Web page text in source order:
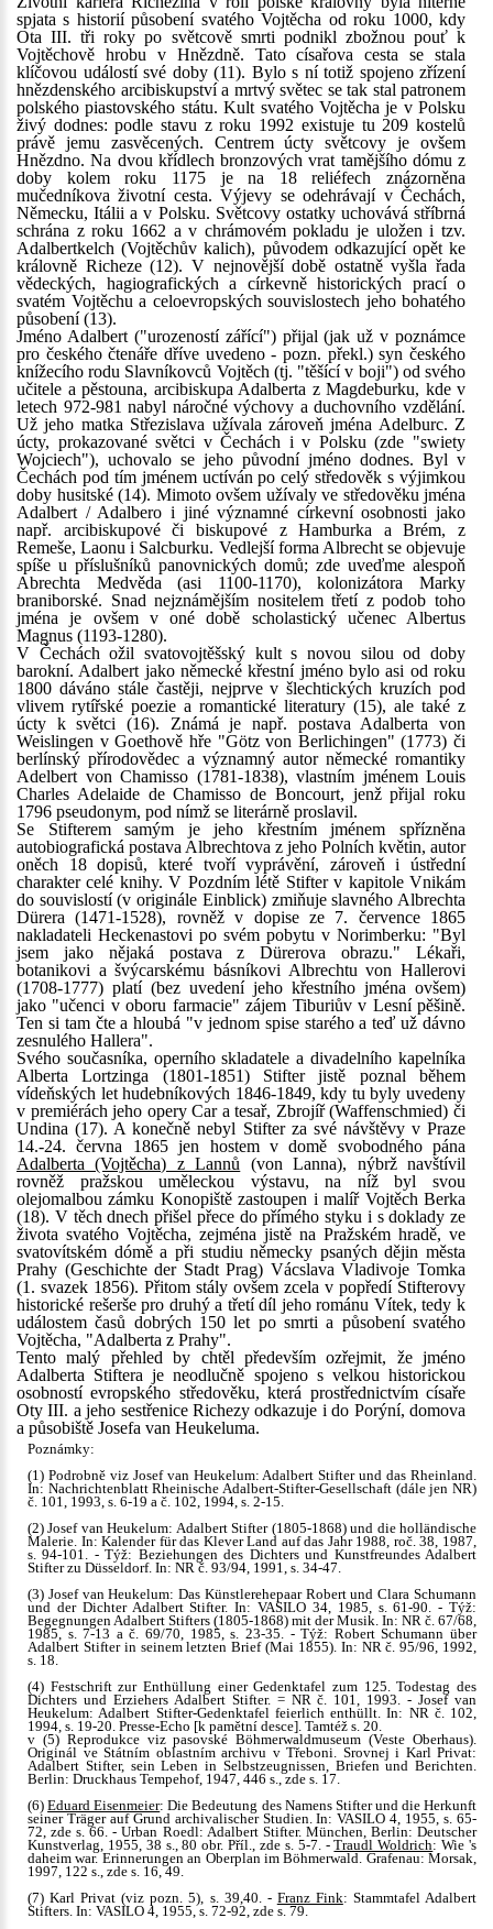
spjata s historií působení svatého Vojtěcha od roku 1000, kdy
Ota III. tři roky po světcově smrti podnikl zbožnou pouť k
Vojtěchově hrobu v Hnězdně. Tato císařova cesta se stala
klíčovou událostí své doby (11). Bylo s ní totiž spojeno zřízení
hnězdenského arcibiskupství a mrtvý světec se tak stal patronem
polského piastovského státu. Kult svatého Vojtěcha je v Polsku
živý dodnes: podle stavu z roku 1992 existuje tu 209 kostelů
právě jemu zasvěcených. Centrem úcty světcovy je ovšem
Hnězdno. Na dvou křídlech bronzových vrat tamějšího dómu z
doby kolem roku 1175 je na 18 reliéfech znázorněna
mučedníkova životní cesta. Výjevy se odehrávají v Čechách,
Německu, Itálii a v Polsku. Světcovy ostatky uchovává stříbrná
schrána z roku 1662 a v chrámovém pokladu je uložen i tzv.
Adalbertkelch (Vojtěchův kalich), původem odkazující opět ke
královně Richeze (12). V nejnovější době ostatně vyšla řada
vědeckých, hagiografických a církevně historických prací o
svatém Vojtěchu a celoevropských souvislostech jeho bohatého
působení (13).
Jméno Adalbert ("urozeností zářící") přijal (jak už v poznámce
pro českého čtenáře dříve uvedeno - pozn. překl.) syn českého
knížecího rodu Slavníkovců Vojtěch (tj. "těšící v boji") od svého
učitele a pěstouna, arcibiskupa Adalberta z Magdeburku, kde v
letech 972-981 nabyl náročné výchovy a duchovního vzdělání.
Už jeho matka Střezislava užívala zároveň jména Adelburc. Z
úcty, prokazované světci v Čechách i v Polsku (zde "swiety
Wojciech"), uchovalo se jeho původní jméno dodnes. Byl v
Čechách pod tím jménem uctíván po celý středověk s výjimkou
doby husitské (14). Mimoto ovšem užívaly ve středověku jména
Adalbert / Adalbero i jiné významné církevní osobnosti jako
např. arcibiskupové či biskupové z Hamburka a Brém, z
Remeše, Laonu i Salcburku. Vedlejší forma Albrecht se objevuje
spíše u příslušníků panovnických domů; zde uveďme alespoň
Abrechta Medvěda (asi 1100-1170), kolonizátora Marky
braniborské. Snad nejznámějším nositelem třetí z podob toho
jména je ovšem v oné době scholastický učenec Albertus
Magnus (1193-1280).
V Čechách ožil svatovojtěšský kult s novou silou od doby
barokní. Adalbert jako německé křestní jméno bylo asi od roku
1800 dáváno stále častěji, nejprve v šlechtických kruzích pod
vlivem rytířské poezie a romantické literatury (15), ale také z
úcty k světci (16). Známá je např. postava Adalberta von
Weislingen v Goethově hře "Götz von Berlichingen" (1773) či
berlínský přírodovědec a významný autor německé romantiky
Adelbert von Chamisso (1781-1838), vlastním jménem Louis
Charles Adelaide de Chamisso de Boncourt, jenž přijal roku
1796 pseudonym, pod nímž se literárně proslavil.
Se Stifterem samým je jeho křestním jménem spřízněna
autobiografická postava Albrechtova z jeho Polních květin, autor
oněch 18 dopisů, které tvoří vyprávění, zároveň i ústřední
charakter celé knihy. V Pozdním létě Stifter v kapitole Vnikám
do souvislostí (v originále Einblick) zmiňuje slavného Albrechta
Dürera (1471-1528), rovněž v dopise ze 7. července 1865
nakladateli Heckenastovi po svém pobytu v Norimberku: "Byl
jsem jako nějaká postava z Dürerova obrazu." Lékaři,
botanikovi a švýcarskému básníkovi Albrechtu von Hallerovi
(1708-1777) platí (bez uvedení jeho křestního jména ovšem)
jako "učenci v oboru farmacie" zájem Tiburiův v Lesní pěšině.
Ten si tam čte a hloubá "v jednom spise starého a teď už dávno
zesnulého Hallera".
Svého současníka, operního skladatele a divadelního kapelníka
Alberta Lortzinga (1801-1851) Stifter jistě poznal během
vídeňských let hudebníkových 1846-1849, kdy tu byly uvedeny
v premiérách jeho opery Car a tesař, Zbrojíř (Waffenschmied) či
Undina (17). A konečně nebyl Stifter za své návštěvy v Praze
14.-24. června 1865 jen hostem v domě svobodného pána
Adalberta (Vojtěcha) z Lannů (von Lanna), nýbrž navštívil
rovněž pražskou uměleckou výstavu, na níž byl svou
olejomalbou zámku Konopiště zastoupen i malíř Vojtěch Berka
(18). V těch dnech přišel přece do přímého styku i s doklady ze
života svatého Vojtěcha, zejména jistě na Pražském hradě, ve
svatovítském dómě a při studiu německy psaných dějin města
Prahy (Geschichte der Stadt Prag) Vácslava Vladivoje Tomka
(1. svazek 1856). Přitom stály ovšem zcela v popředí Stifterovy
historické rešerše pro druhý a třetí díl jeho románu Vítek, tedy k
událostem časů dobrých 150 let po smrti a působení svatého
Vojtěcha, "Adalberta z Prahy".
Tento malý přehled by chtěl především ozřejmit, že jméno
Adalberta Stiftera je neodlučně spojeno s velkou historickou
osobností evropského středověku, která prostřednictvím císaře
Oty III. a jeho sestřenice Richezy odkazuje i do Porýní, domova
a působiště Josefa van Heukeluma.
Poznámky:
(1) Podrobně viz Josef van Heukelum: Adalbert Stifter und das Rheinland.
In: Nachrichtenblatt Rheinische Adalbert-Stifter-Gesellschaft (dále jen NR)
č. 101, 1993, s. 6-19 a č. 102, 1994, s. 2-15.
(2) Josef van Heukelum: Adalbert Stifter (1805-1868) und die holländische
Malerie. In: Kalender für das Klever Land auf das Jahr 1988, roč. 38, 1987,
s. 94-101. - Týž: Beziehungen des Dichters und Kunstfreundes Adalbert
Stifter zu Düsseldorf. In: NR č. 93/94, 1991, s. 34-47.
(3) Josef van Heukelum: Das Künstlerehepaar Robert und Clara Schumann
und der Dichter Adalbert Stifter. In: VASILO 34, 1985, s. 61-90. - Týž:
Begegnungen Adalbert Stifters (1805-1868) mit der Musik. In: NR č. 67/68,
1985, s. 7-13 a č. 69/70, 1985, s. 23-35. - Týž: Robert Schumann über
Adalbert Stifter in seinem letzten Brief (Mai 1855). In: NR č. 95/96, 1992,
s. 18.
(4) Festschrift zur Enthüllung einer Gedenktafel zum 125. Todestag des
Dichters und Erziehers Adalbert Stifter. = NR č. 101, 1993. - Josef van
Heukelum: Adalbert Stifter-Gedenktafel feierlich enthüllt. In: NR č. 102,
1994, s. 19-20. Presse-Echo [k pamětní desce]. Tamtéž s. 20.
v (5) Reprodukce viz pasovské Böhmerwaldmuseum (Veste Oberhaus).
Originál ve Státním oblastním archivu v Třeboni. Srovnej i Karl Privat:
Adalbert Stifter, sein Leben in Selbstzeugnissen, Briefen und Berichten.
Berlin: Druckhaus Tempehof, 1947, 446 s., zde s. 17.
(6)Eduard Eisenmeier: Die Bedeutung des Namens Stifter und die Herkunft
seiner Träger auf Grund archivalischer Studien. In: VASILO 4, 1955, s. 65-
72, zde s. 66. - Urban Roedl: Adalbert Stifter. München, Berlin: Deutscher
Kunstverlag, 1955, 38 s., 80 obr. Příl., zde s. 5-7. -Traudl Woldrich: Wie 's
daheim war. Erinnerungen an Oberplan im Böhmerwald. Grafenau: Morsak,
1997, 122 s., zde s. 16, 49.
(7) Karl Privat (viz pozn. 5), s. 39,40. - Franz Fink: Stammtafel Adalbert
Stifters. In: VASILO 4, 1955, s. 72-92, zde s. 79.